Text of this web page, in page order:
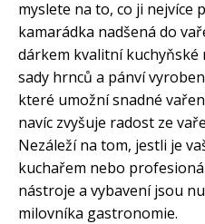
myslete na to, co ji nejvíce
kamarádka nadšená do
dárkem kvalitní
sady hrnců a pánví
které umožní snadné
navíc zvyšuje radost ze
Nezáleží na tom, jestli je
kuchařem nebo
nástroje a vybavení jsou
milovníka gastronomie.